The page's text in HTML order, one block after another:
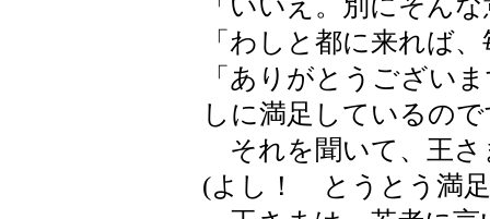
「いいえ。別にそん
「わしと都に来れば
「ありがとうござい
しに満足しているの
それを聞いて、王さ
(よし！ とうとう満